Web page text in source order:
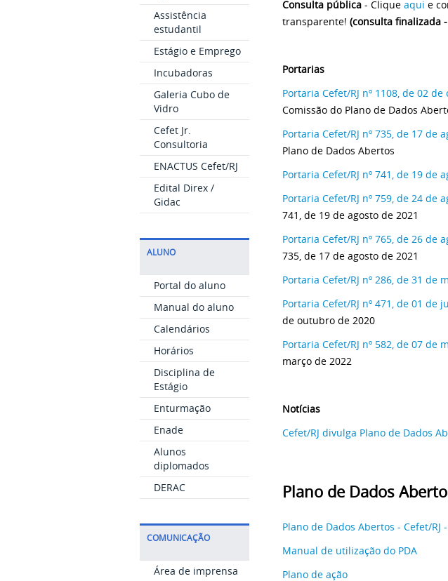
Assistência
estudantil
Estágio e Emprego
Incubadoras
Galeria Cubo de
Vidro
Cefet Jr.
Consultoria
ENACTUS Cefet/RJ
Edital Direx /
Gidac
ALUNO
Portal do aluno
Manual do aluno
Calendários
Horários
Disciplina de
Estágio
Enturmação
Enade
Alunos
diplomados
DERAC
COMUNICAÇÃO
Área de imprensa
Consulta pública - Clique aqui e
transparente! (consulta finalizada
Portarias
Portaria Cefet/RJ nº 1108, de 02
Comissão do Plano de Dados
Portaria Cefet/RJ nº 735, de 17 de
Plano de Dados Abertos
Portaria Cefet/RJ nº 741, de 19 de
Portaria Cefet/RJ nº 759, de 24 de
741, de 19 de agosto de 2021
Portaria Cefet/RJ nº 765, de 26 de
735, de 17 de agosto de 2021
Portaria Cefet/RJ nº 286, de 31 de
Portaria Cefet/RJ nº 471, de 01 de
de outubro de 2020
Portaria Cefet/RJ nº 582, de 07 de
março de 2022
Notícias
Cefet/RJ divulga Plano de Dados
Plano de Dados
Plano de Dados Abertos - Cefet/RJ
Manual de utilização do PDA
Plano de ação